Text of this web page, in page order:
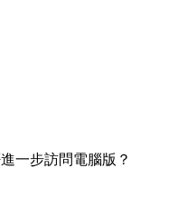
一步訪問電腦版？